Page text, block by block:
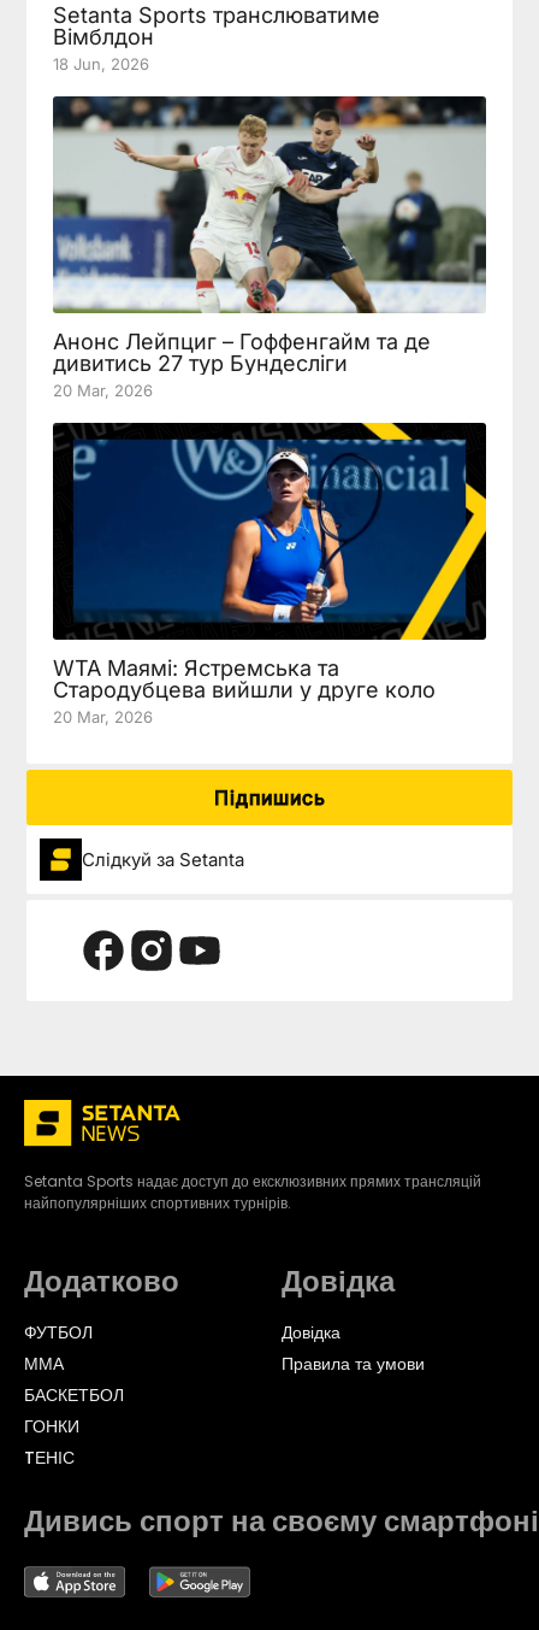
Setanta Sports транслюватиме
Вімблдон
18 Jun, 2026
Анонс Лейпциг – Гоффенгайм та де
дивитись 27 тур Бундесліги
20 Mar, 2026
WTA Маямі: Ястремська та
Стародубцева вийшли у друге коло
20 Mar, 2026
Підпишись
Слідкуй за Setanta
Setanta Sports надає доступ до ексклюзивних прямих трансляцій
найпопулярніших спортивних турнірів.
Додатково
ФУТБОЛ
ММА
БАСКЕТБОЛ
ГОНКИ
TЕНІС
Довідка
Довідка
Правила та умови
Дивись спорт на своєму смартфоні